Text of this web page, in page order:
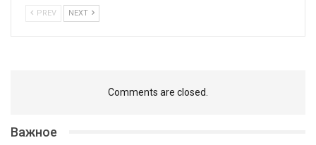
PREV NEXT
Comments are closed.
Важное